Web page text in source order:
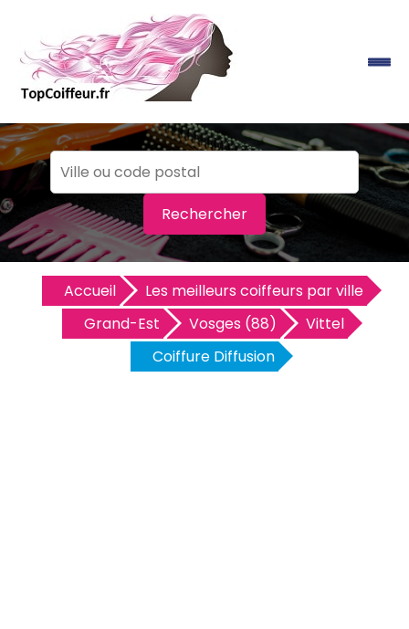
Rechercher
Accueil
Les meilleurs coiffeurs par ville
Grand-Est
Vosges (88)
Vittel
Coiffure Diffusion